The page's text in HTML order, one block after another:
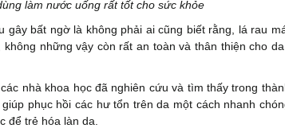
làm nước uống rất tốt cho sức khỏe
bất ngờ là không phải ai cũng biết rằng, lá rau
những vậy còn rất an toàn và thân thiện cho
nhà khoa học đã nghiên cứu và tìm thấy trong
phục hồi các hư tổn trên da một cách nhanh
để trẻ hóa làn da.